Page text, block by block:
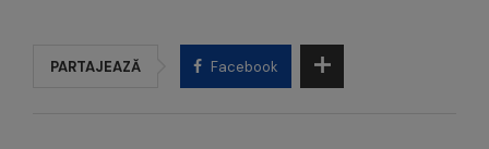
PARTAJEAZĂ Facebook